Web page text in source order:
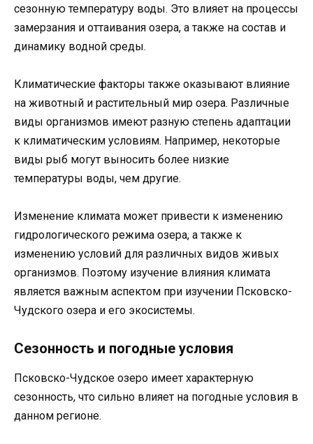
сезонную температуру воды. Это влияет на процессы
замерзания и оттаивания озера, а также на состав и
динамику водной среды.
Климатические факторы также оказывают влияние
на животный и растительный мир озера. Различные
виды организмов имеют разную степень адаптации
к климатическим условиям. Например, некоторые
виды рыб могут выносить более низкие
температуры воды, чем другие.
Изменение климата может привести к изменению
гидрологического режима озера, а также к
изменению условий для различных видов живых
организмов. Поэтому изучение влияния климата
является важным аспектом при изучении Псковско-
Чудского озера и его экосистемы.
Сезонность и погодные условия
Псковско-Чудское озеро имеет характерную
сезонность, что сильно влияет на погодные условия в
данном регионе.